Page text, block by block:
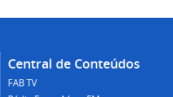
Central de Conteúdos
FAB TV